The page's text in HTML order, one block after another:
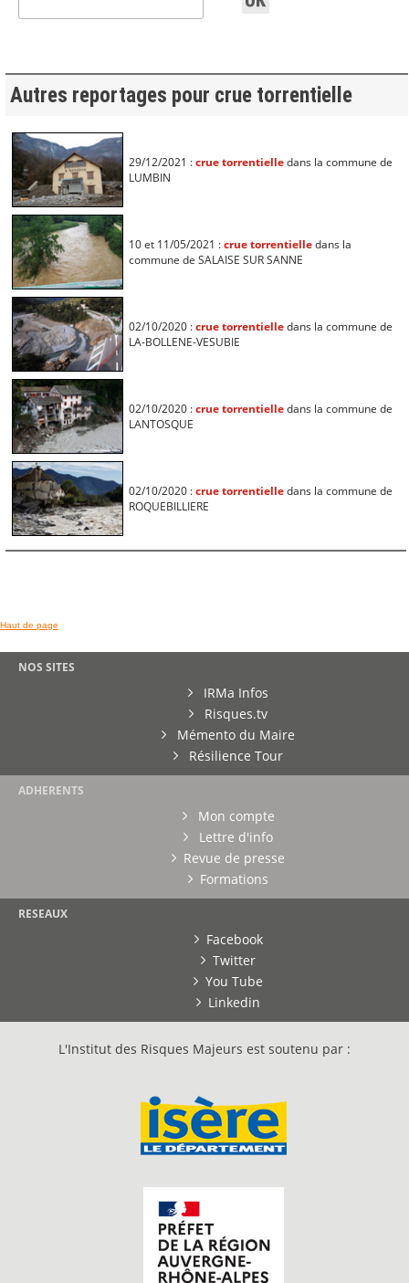
Autres reportages pour crue torrentielle
29/12/2021 :crue torrentielledans la commune de
LUMBIN
10 et 11/05/2021 :crue torrentielledans la
commune de SALAISE SUR SANNE
02/10/2020 :crue torrentielledans la commune de
LA-BOLLENE-VESUBIE
02/10/2020 :crue torrentielledans la commune de
LANTOSQUE
02/10/2020 :crue torrentielledans la commune de
ROQUEBILLIERE
Haut de page
NOS SITES
IRMa Infos
Risques.tv
Mémento du Maire
Résilience Tour
ADHERENTS
Mon compte
Lettre d'info
Revue de presse
Formations
RESEAUX
Facebook
Twitter
You Tube
Linkedin
L'Institut des Risques Majeurs est soutenu par :